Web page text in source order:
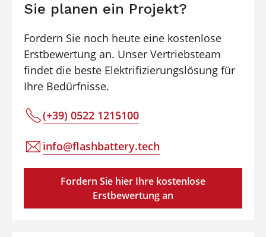
Sie planen ein Projekt?
Fordern Sie noch heute eine kostenlose
Erstbewertung an. Unser Vertriebsteam
findet die beste Elektrifizierungslösung für
Ihre Bedürfnisse.
(+39) 0522 1215100
info@flashbattery.tech
Fordern Sie hier Ihre kostenlose
Erstbewertung an